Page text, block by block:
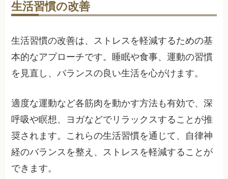
生活習慣の改善
生活習慣の改善は、ストレスを軽減するための基
本的なアプローチです。睡眠や食事、運動の習慣
を見直し、バランスの良い生活を心がけます。
適度な運動など各筋肉を動かす方法も有効で、深
呼吸や瞑想、ヨガなどでリラックスすることが推
奨されます。これらの生活習慣を通じて、自律神
経のバランスを整え、ストレスを軽減することが
できます。